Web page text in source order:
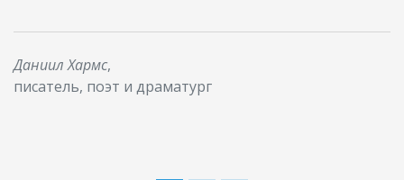
Даниил Хармс,
писатель, поэт и драматург